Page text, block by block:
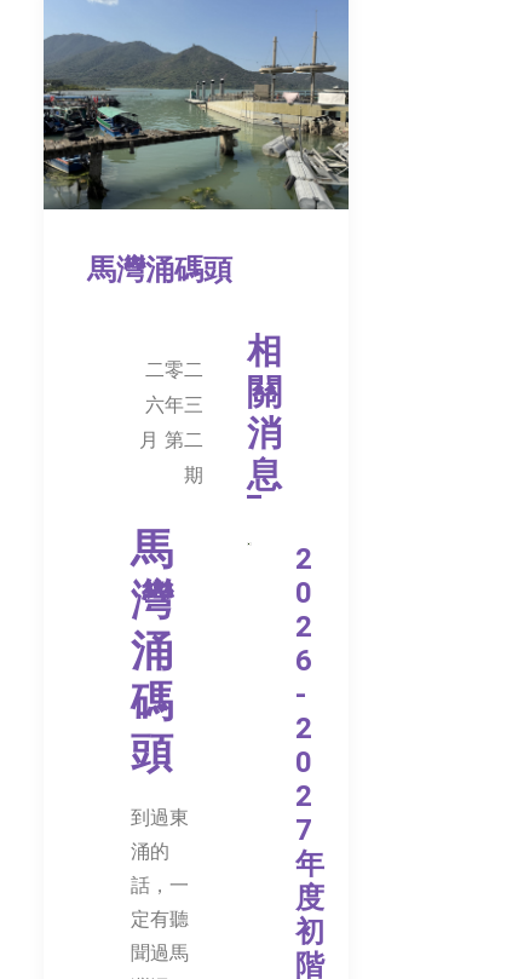
馬灣涌碼頭
二零二
六年三
月 第二
期
馬
灣
涌
碼
頭
到過東
涌的
話，一
定有聽
聞過馬
相
關
消
息
2
0
2
6
-
2
0
2
7
年
度
初
階